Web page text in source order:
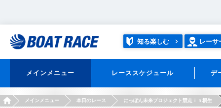
知る楽しむ レーサ
メインメニュー レーススケジュール デ
HOMEメインメニュー 本日のレース にっぽん未来プロジェクト競走ｉｎ桐生